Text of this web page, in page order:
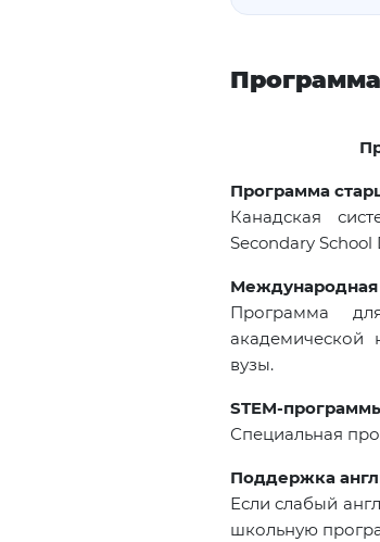
Программа
Канадская
Secondary School
Международная
Программа
академической
вузы.
STEM-
Специальная
Поддержка
Если слабый
школьную